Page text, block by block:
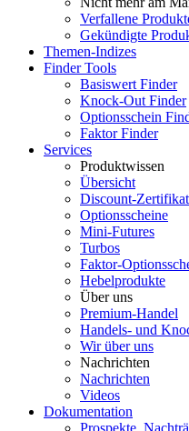
Verfallene
Gekündigte
Themen-Indizes
Finder Tools
Basiswert Finder
Knock-Out Finder
Optionsschein
Faktor Finder
Services
Produktwissen
Übersicht
Discount-
Optionsscheine
Mini-Futures
Turbos
Hebelprodukte
Über uns
Premium-Handel
Handels- und
Wir über uns
Nachrichten
Nachrichten
Videos
Dokumentation
Prospekte,